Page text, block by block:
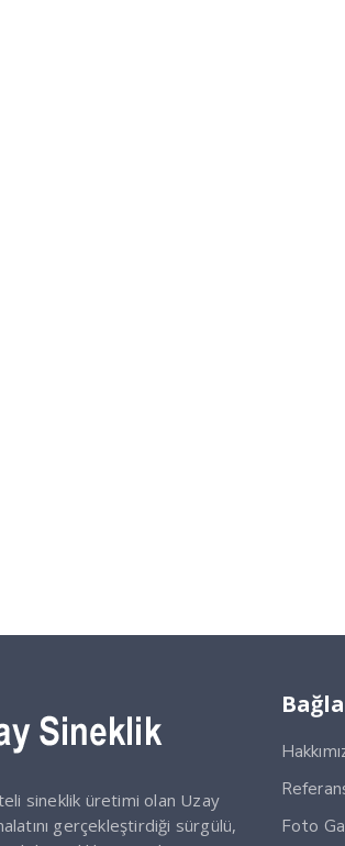
sineklik üretimi olan Uzay
gerçekleştirdiği sürgülü,
Foto